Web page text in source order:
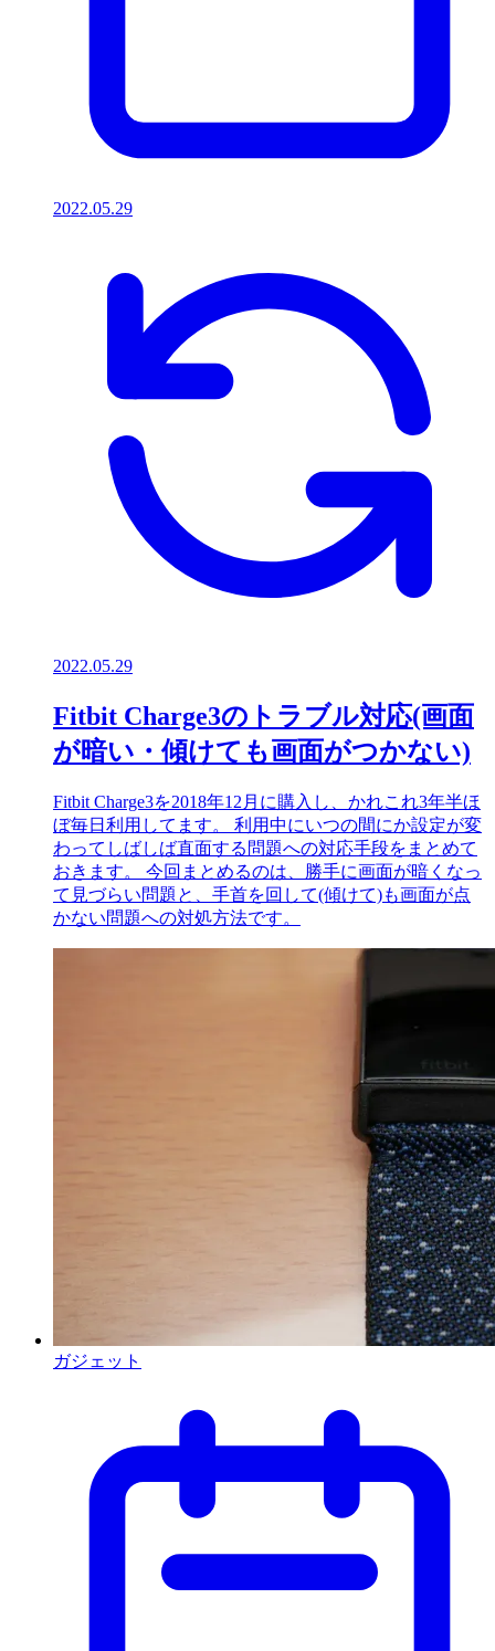
2022.05.29
2022.05.29
Fitbit Charge3のトラブル対応(画面
が暗い・傾けても画面がつかない)
Fitbit Charge3を2018年12月に購入し、かれこれ3年半ほ
ぼ毎日利用してます。 利用中にいつの間にか設定が変
わってしばしば直面する問題への対応手段をまとめて
おきます。 今回まとめるのは、勝手に画面が暗くなっ
て見づらい問題と、手首を回して(傾けて)も画面が点
かない問題への対処方法です。
ガジェット